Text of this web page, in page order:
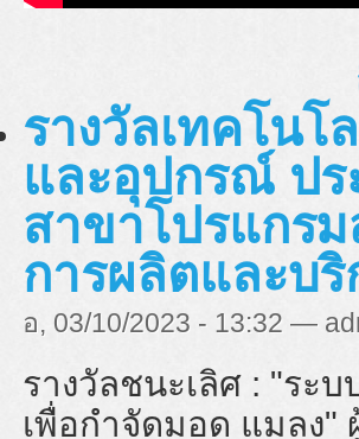
รางวัลเทคโนโ
และอุปกรณ์ ปร
สาขาโปรแกร
การผลิตและบริ
อ, 03/10/2023 - 13:32 —
รางวัลชนะเลิศ : "ระบ
เพื่อกำจัดมอด แมลง"